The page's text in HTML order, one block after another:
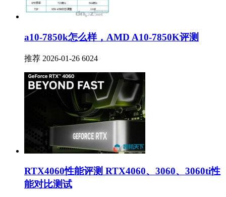
a10-7850k怎么样，AMD A10-7850K评测
推荐 2026-01-26 6024
RTX4060性能评测 RTX4060、3060、3060ti性
能对比测试